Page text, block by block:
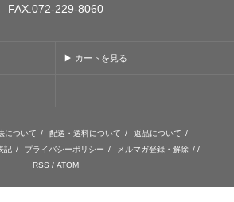
FAX.072-229-8060
▶ カートを見る
について / 配送・送料について / 返品について /
記 / プライバシーポリシー / メルマガ登録・解除 / /
RSS / ATOM